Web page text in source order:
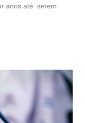
anos até serem